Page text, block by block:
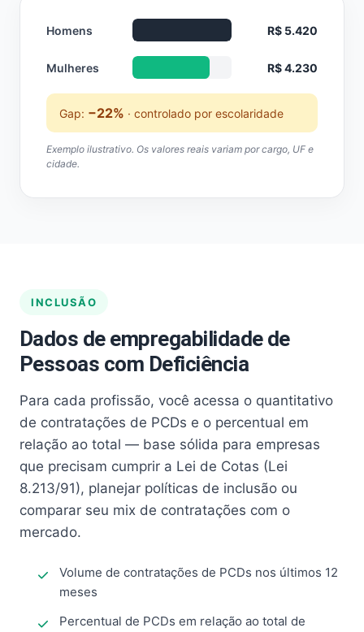
Homens R$ 5.420
Mulheres R$ 4.230
Gap: −22% · controlado por escolaridade
Exemplo ilustrativo. Os valores reais variam por cargo, UF e
cidade.
INCLUSÃO
Dados de empregabilidade de
Pessoas com Deficiência
Para cada profissão, você acessa o quantitativo
de contratações de PCDs e o percentual em
relação ao total — base sólida para empresas
que precisam cumprir a Lei de Cotas (Lei
8.213/91), planejar políticas de inclusão ou
comparar seu mix de contratações com o
mercado.
Volume de contratações de PCDs nos últimos 12
meses
Percentual de PCDs em relação ao total de